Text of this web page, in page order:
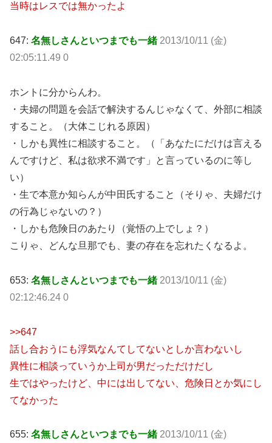
当時はレスでは無かったよ
647: 名無しさんといつまでも一緒 2013/10/11 (金)
02:05:11.49 0
ホントに分からんわ。
・夫婦の問題を会話で解決するんじゃなくて、外部に相談
すること。（大体こじれる原因）
・しかも異性に相談すること。（「あなたにだけは言える
んですけど、私は欲求不満です」と言っているのに等し
い）
・生で本意か知らんが中田氏すること（そりゃ、夫婦だけ
の行為じゃないの？）
・しかも危険日のあたり（覚悟の上でしょ？）
こりゃ、どんな旦那でも、妻の存在を忘れたくなるよ。
653: 名無しさんといつまでも一緒 2013/10/11 (金)
02:12:46.24 0
>>647
話し合おうにも浮気なんてしてないとしか言わないし
異性に相談っていうか上司が男だっただけだし
生ではやったけど、中には出してない、危険日とか気にし
てなかった
655: 名無しさんといつまでも一緒 2013/10/11 (金)